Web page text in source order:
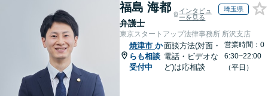
福島 海都
弁護士
インタビュ
ーを見る
埼玉県
東京スタートアップ法律事務所 所沢支店
焼津市 か
らも相談
受付中
面談方法(対面・
電話・ビデオな
ど)は応相談
営業時間：0
6:30~22:00
（平日）